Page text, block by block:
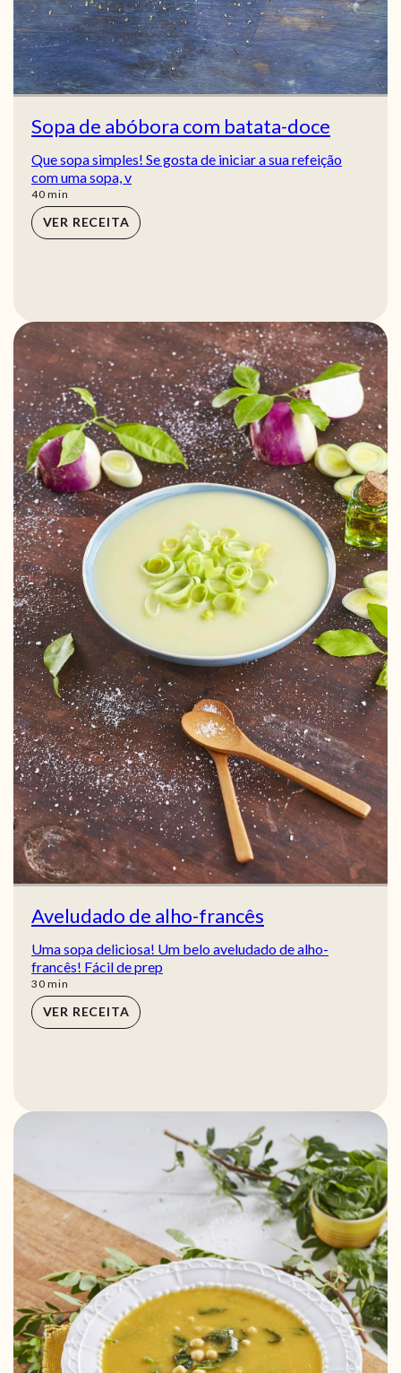
Sopa de abóbora com batata-doce
Que sopa simples! Se gosta de iniciar a sua refeição
com uma sopa, v
40min
min
VER RECEITA
Aveludado de alho-francês
Uma sopa deliciosa! Um belo aveludado de alho-
francês! Fácil de prep
30min
min
VER RECEITA